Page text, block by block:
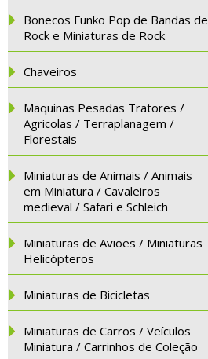
Bonecos Funko Pop de Bandas de
Rock e Miniaturas de Rock
Chaveiros
Maquinas Pesadas Tratores /
Agricolas / Terraplanagem /
Florestais
Miniaturas de Animais / Animais
em Miniatura / Cavaleiros
medieval / Safari e Schleich
Miniaturas de Aviões / Miniaturas
Helicópteros
Miniaturas de Bicicletas
Miniaturas de Carros / Veículos
Miniatura / Carrinhos de Coleção